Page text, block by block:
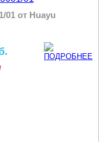
01 от Huayu